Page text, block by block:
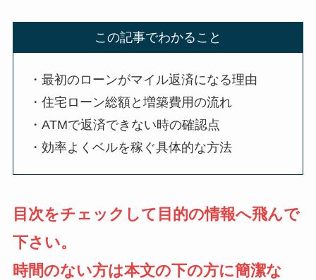
この記事でわかること
・最初のローンがマイル返済になる理由
・住宅ローン総額と増築費用の流れ
・ATMで返済できない時の確認点
・効率よくベルを稼ぐ具体的な方法
目次をチェックして目的の情報へ飛んで
下さい。
時間のない方は本文の下の方に簡潔な